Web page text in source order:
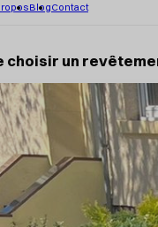
BlogContact
choisir un